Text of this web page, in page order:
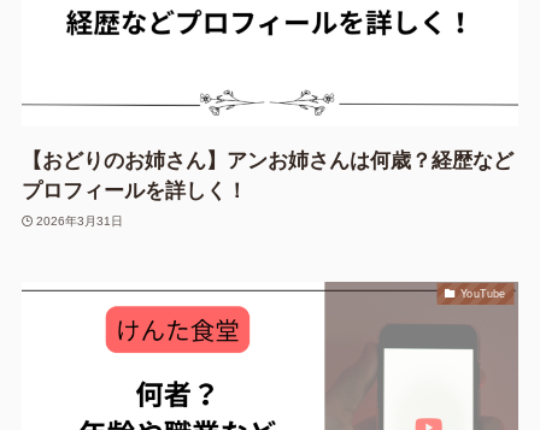
【おどりのお姉さん】アンお姉さんは何歳？経歴など
プロフィールを詳しく！
2026年3月31日
YouTube